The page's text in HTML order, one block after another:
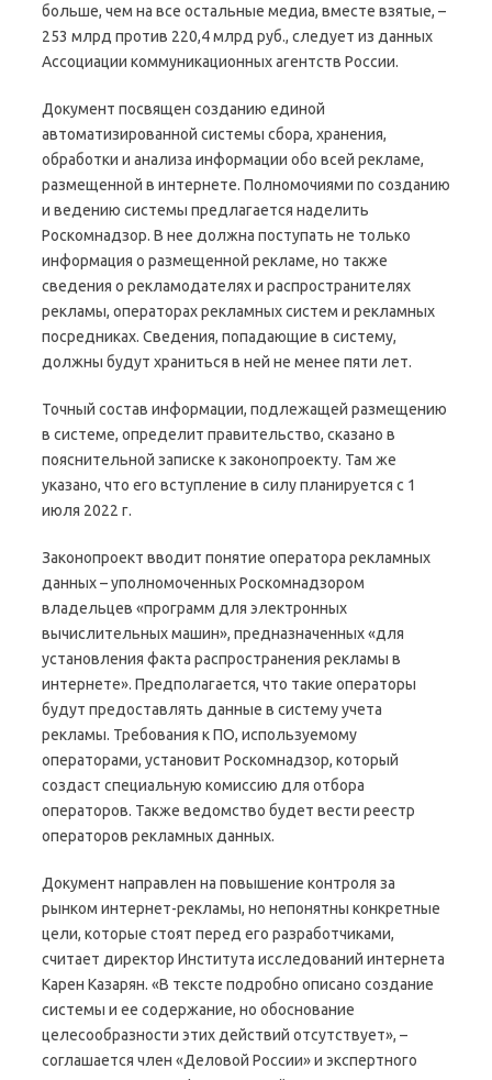
больше, чем на все остальные медиа, вместе взятые, –
253 млрд против 220,4 млрд руб., следует из данных
Ассоциации коммуникационных агентств России.
Документ посвящен созданию единой
автоматизированной системы сбора, хранения,
обработки и анализа информации обо всей рекламе,
размещенной в интернете. Полномочиями по созданию
и ведению системы предлагается наделить
Роскомнадзор. В нее должна поступать не только
информация о размещенной рекламе, но также
сведения о рекламодателях и распространителях
рекламы, операторах рекламных систем и рекламных
посредниках. Сведения, попадающие в систему,
должны будут храниться в ней не менее пяти лет.
Точный состав информации, подлежащей размещению
в системе, определит правительство, сказано в
пояснительной записке к законопроекту. Там же
указано, что его вступление в силу планируется с 1
июля 2022 г.
Законопроект вводит понятие оператора рекламных
данных – уполномоченных Роскомнадзором
владельцев «программ для электронных
вычислительных машин», предназначенных «для
установления факта распространения рекламы в
интернете». Предполагается, что такие операторы
будут предоставлять данные в систему учета
рекламы. Требования к ПО, используемому
операторами, установит Роскомнадзор, который
создаст специальную комиссию для отбора
операторов. Также ведомство будет вести реестр
операторов рекламных данных.
Документ направлен на повышение контроля за
рынком интернет-рекламы, но непонятны конкретные
цели, которые стоят перед его разработчиками,
считает директор Института исследований интернета
Карен Казарян. «В тексте подробно описано создание
системы и ее содержание, но обоснование
целесообразности этих действий отсутствует», –
соглашается член «Деловой России» и экспертного